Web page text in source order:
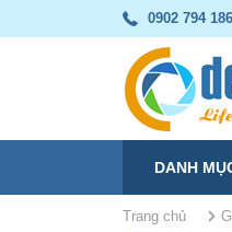
0902 794
DANH
Trang chủ